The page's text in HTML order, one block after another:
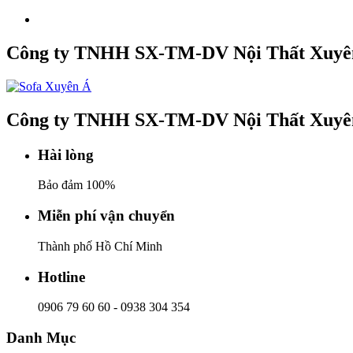
Công ty TNHH SX-TM-DV Nội Thất
Công ty TNHH SX-TM-DV Nội Thất
Hài lòng
Bảo đảm 100%
Miễn phí vận chuyển
Thành phố Hồ Chí Minh
Hotline
0906 79 60 60 - 0938 304 354
Danh Mục